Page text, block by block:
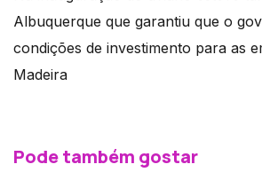
Albuquerque que garantiu que o
condições de investimento para as
Madeira
Pode também gostar